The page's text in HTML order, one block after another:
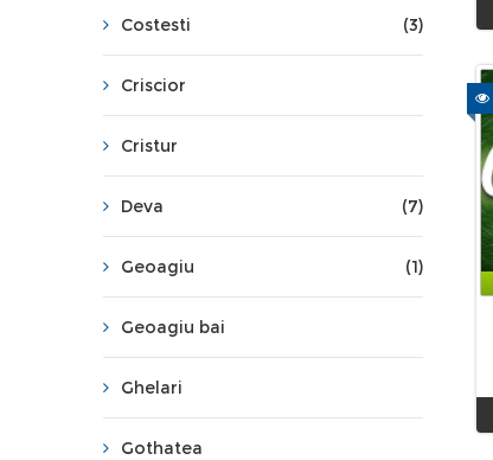
Costesti (3)
Criscior
Cristur
Deva (7)
Geoagiu (1)
Geoagiu bai
Ghelari
Gothatea